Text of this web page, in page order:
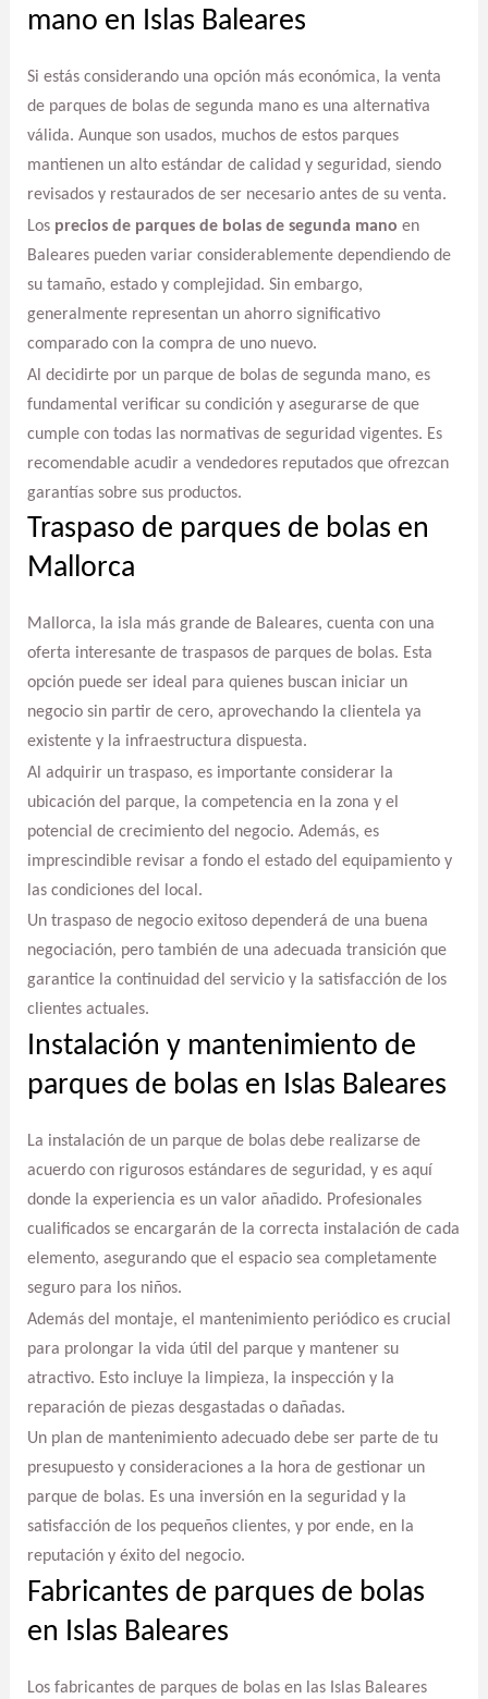
mano en Islas Baleares
Si estás considerando una opción más económica, la venta
de parques de bolas de segunda mano es una alternativa
válida. Aunque son usados, muchos de estos parques
mantienen un alto estándar de calidad y seguridad, siendo
revisados y restaurados de ser necesario antes de su venta.
Los precios de parques de bolas de segunda mano en
Baleares pueden variar considerablemente dependiendo de
su tamaño, estado y complejidad. Sin embargo,
generalmente representan un ahorro significativo
comparado con la compra de uno nuevo.
Al decidirte por un parque de bolas de segunda mano, es
fundamental verificar su condición y asegurarse de que
cumple con todas las normativas de seguridad vigentes. Es
recomendable acudir a vendedores reputados que ofrezcan
garantías sobre sus productos.
Traspaso de parques de bolas en
Mallorca
Mallorca, la isla más grande de Baleares, cuenta con una
oferta interesante de traspasos de parques de bolas. Esta
opción puede ser ideal para quienes buscan iniciar un
negocio sin partir de cero, aprovechando la clientela ya
existente y la infraestructura dispuesta.
Al adquirir un traspaso, es importante considerar la
ubicación del parque, la competencia en la zona y el
potencial de crecimiento del negocio. Además, es
imprescindible revisar a fondo el estado del equipamiento y
las condiciones del local.
Un traspaso de negocio exitoso dependerá de una buena
negociación, pero también de una adecuada transición que
garantice la continuidad del servicio y la satisfacción de los
clientes actuales.
Instalación y mantenimiento de
parques de bolas en Islas Baleares
La instalación de un parque de bolas debe realizarse de
acuerdo con rigurosos estándares de seguridad, y es aquí
donde la experiencia es un valor añadido. Profesionales
cualificados se encargarán de la correcta instalación de cada
elemento, asegurando que el espacio sea completamente
seguro para los niños.
Además del montaje, el mantenimiento periódico es crucial
para prolongar la vida útil del parque y mantener su
atractivo. Esto incluye la limpieza, la inspección y la
reparación de piezas desgastadas o dañadas.
Un plan de mantenimiento adecuado debe ser parte de tu
presupuesto y consideraciones a la hora de gestionar un
parque de bolas. Es una inversión en la seguridad y la
satisfacción de los pequeños clientes, y por ende, en la
reputación y éxito del negocio.
Fabricantes de parques de bolas
en Islas Baleares
Los fabricantes de parques de bolas en las Islas Baleares